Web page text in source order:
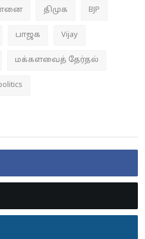
திமுக BJP
பாஜக Vijay
மக்களவைத் தேர்தல்